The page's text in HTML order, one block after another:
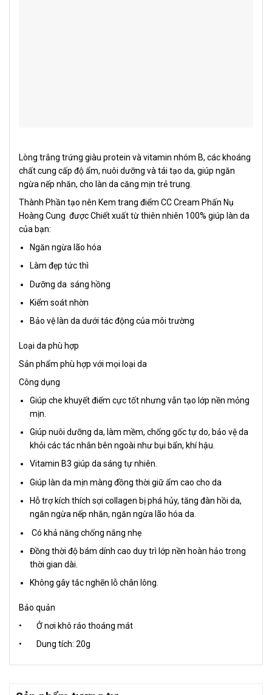
Lòng trắng trứng giàu protein và vitamin nhóm B, các khoáng
chất cung cấp độ ẩm, nuôi dưỡng và tái tạo da, giúp ngăn
ngừa nếp nhăn, cho làn da căng mịn trẻ trung.
Thành Phần tạo nên Kem trang điểm CC Cream Phấn Nụ
Hoàng Cung được Chiết xuất từ thiên nhiên 100% giúp làn da
của bạn:
Ngăn ngừa lão hóa
Làm đẹp tức thì
Dưỡng da sáng hồng
Kiểm soát nhờn
Bảo vệ làn da dưới tác động của môi trường
Loại da phù hợp
Sản phẩm phù hợp với mọi loại da
Công dụng
Giúp che khuyết điểm cực tốt nhưng vẫn tạo lớp nền mỏng
mịn.
Giúp nuôi dưỡng da, làm mềm, chống gốc tự do, bảo vệ da
khỏi các tác nhân bên ngoài như bụi bẩn, khí hậu.
Vitamin B3 giúp da sáng tự nhiên.
Giúp làn da mịn màng đồng thời giữ ẩm cao cho da
Hỗ trợ kích thích sợi collagen bị phá hủy, tăng đàn hồi da,
ngăn ngừa nếp nhăn, ngăn ngừa lão hóa da.
Có khả năng chống nắng nhẹ
Đồng thời độ bám dính cao duy trì lớp nền hoàn hảo trong
thời gian dài.
Không gây tắc nghẽn lỗ chân lông.
Bảo quản
• Ở nơi khô ráo thoáng mát
• Dung tích: 20g